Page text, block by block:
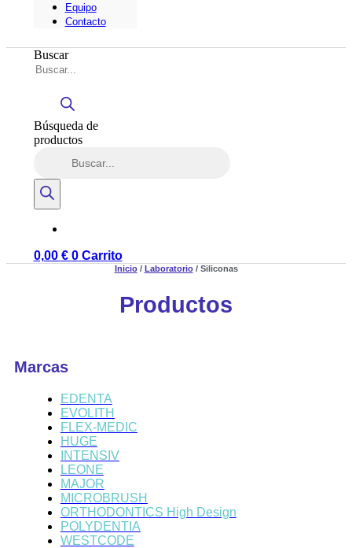
Equipo
Contacto
Buscar
Búsqueda de
productos
0,00 € 0 Carrito
Inicio/ Laboratorio/ Siliconas
Productos
Marcas
EDENTA
EVOLITH
FLEX-MEDIC
HUGE
INTENSIV
LEONE
MAJOR
MICROBRUSH
ORTHODONTICS High Design
POLYDENTIA
WESTCODE